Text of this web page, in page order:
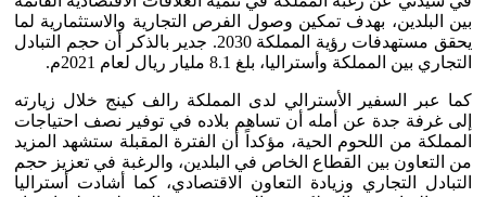
بين البلدين، بهدف تمكين وصول الفرص التجارية والاستثمارية لما
يحقق مستهدفات رؤية المملكة 2030. جدير بالذكر أن حجم التبادل
التجاري بين المملكة وأستراليا، بلغ 8.1 مليار ريال لعام 2021م.
كما عبر السفير الأسترالي لدى المملكة رالف كينج خلال زيارته
إلى غرفة جدة عن أمله أن تساهم بلاده في توفير نصف احتياجات
المملكة من اللحوم الحية، مؤكداً أن الفترة المقبلة ستشهد المزيد
من التعاون بين القطاع الخاص في البلدين، والرغبة في تعزيز حجم
التبادل التجاري وزيادة التعاون الاقتصادي، كما أشادت أستراليا